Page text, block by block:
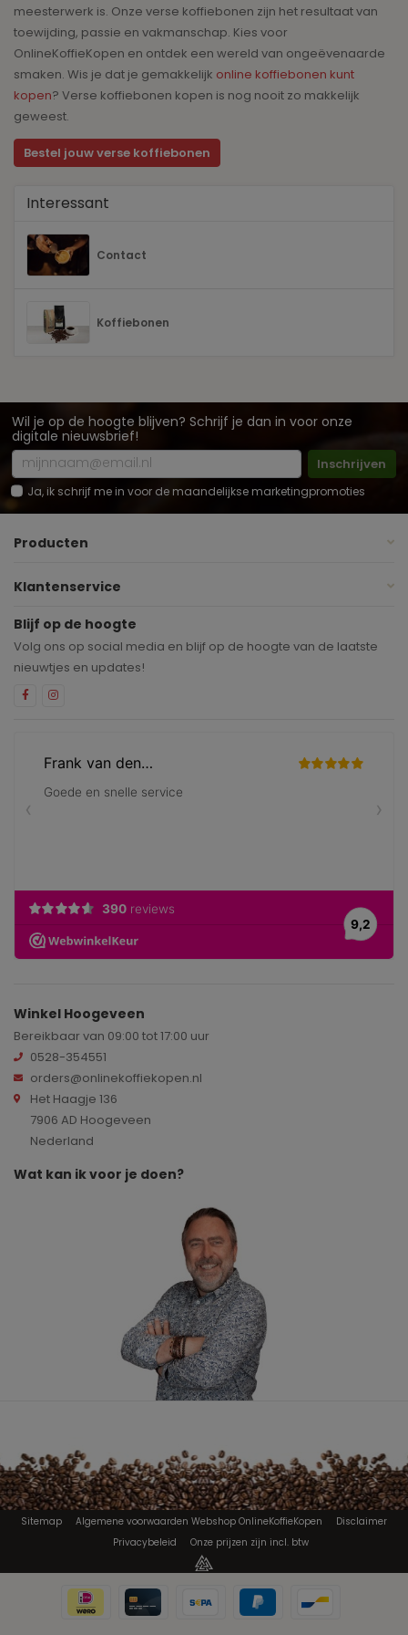
meesterwerk is. Onze verse koffiebonen zijn het resultaat van
toewijding, passie en vakmanschap. Kies voor
OnlineKoffieKopen en ontdek een wereld van ongeëvenaarde
smaken. Wis je dat je gemakkelijk online koffiebonen kunt
kopen? Verse koffiebonen kopen is nog nooit zo makkelijk
geweest.
Bestel jouw verse koffiebonen
Interessant
Contact
Koffiebonen
Wil je op de hoogte blijven? Schrijf je dan in voor onze
digitale nieuwsbrief!
Inschrijven
Ja, ik schrijf me in voor de maandelijkse marketingpromoties
Producten
Klantenservice
Blijf op de hoogte
Volg ons op social media en blijf op de hoogte van de laatste
nieuwtjes en updates!
Winkel Hoogeveen
Bereikbaar van 09:00 tot 17:00 uur
0528-354551
orders@onlinekoffiekopen.nl
Het Haagje 136
7906 AD Hoogeveen
Nederland
Wat kan ik voor je doen?
Sitemap Algemene voorwaarden Webshop OnlineKoffieKopen
Disclaimer
Privacybeleid
Onze prijzen zijn incl. btw